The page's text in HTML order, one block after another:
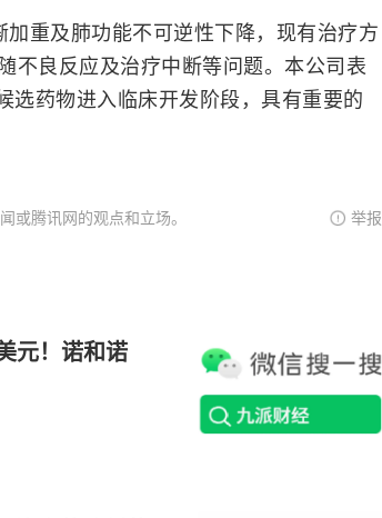
重及肺功能不可逆性下降，现有治疗方
不良反应及治疗中断等问题。本公司表
药物进入临床开发阶段，具有重要的
或腾讯网的观点和立场。 举报
元！诺和诺